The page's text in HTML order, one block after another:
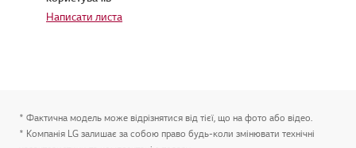
Написати листа
* Фактична модель може відрізнятися від тієї, що на фото або відео.
* Компанія LG залишає за собою право будь-коли змінювати технічні